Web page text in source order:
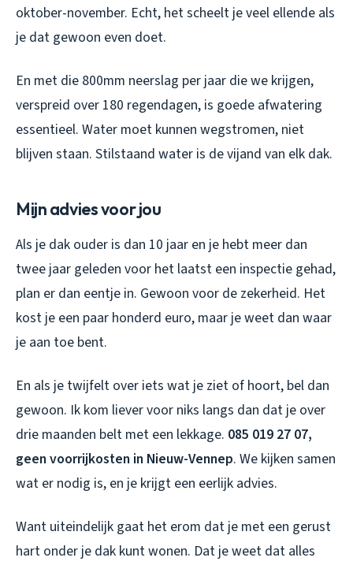
oktober-november. Echt, het scheelt je veel ellende als
je dat gewoon even doet.
En met die 800mm neerslag per jaar die we krijgen,
verspreid over 180 regendagen, is goede afwatering
essentieel. Water moet kunnen wegstromen, niet
blijven staan. Stilstaand water is de vijand van elk dak.
Mijn advies voor jou
Als je dak ouder is dan 10 jaar en je hebt meer dan
twee jaar geleden voor het laatst een inspectie gehad,
plan er dan eentje in. Gewoon voor de zekerheid. Het
kost je een paar honderd euro, maar je weet dan waar
je aan toe bent.
En als je twijfelt over iets wat je ziet of hoort, bel dan
gewoon. Ik kom liever voor niks langs dan dat je over
drie maanden belt met een lekkage. 085 019 27 07,
geen voorrijkosten in Nieuw-Vennep. We kijken samen
wat er nodig is, en je krijgt een eerlijk advies.
Want uiteindelijk gaat het erom dat je met een gerust
hart onder je dak kunt wonen. Dat je weet dat alles